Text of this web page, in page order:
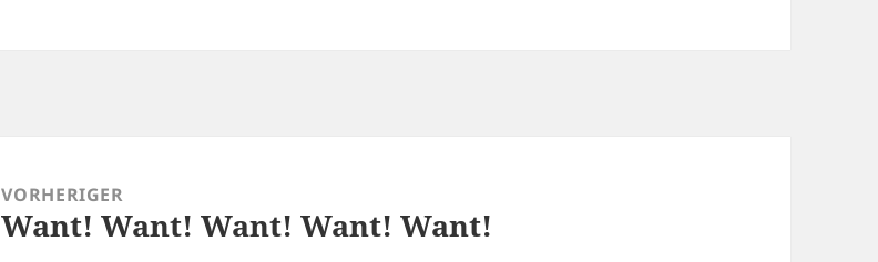
VORHERIGER
Vorheriger
Want! Want! Want! Want! Want!